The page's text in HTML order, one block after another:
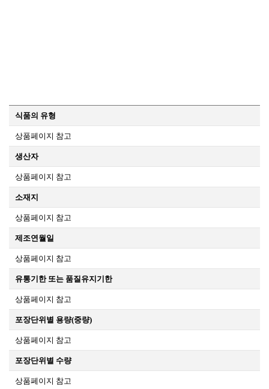
식품의 유형
상품페이지 참고
생산자
상품페이지 참고
소재지
상품페이지 참고
제조연월일
상품페이지 참고
유통기한 또는 품질유지기한
상품페이지 참고
포장단위별 용량(중량)
상품페이지 참고
포장단위별 수량
상품페이지 참고